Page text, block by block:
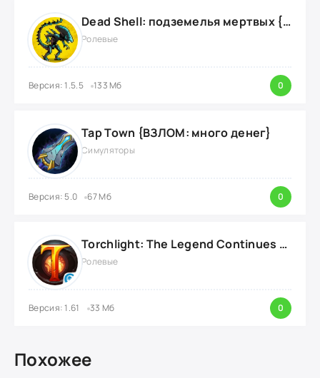
Dead Shell: подземелья мертвых {ВЗЛОМ: на деньги}
Ролевые
Версия: 1.5.5 133 Мб 0
Tap Town {ВЗЛОМ: много денег}
Симуляторы
Версия: 5.0 67 Мб 0
Torchlight: The Legend Continues {ВЗЛОМ: Режим Бога}
Ролевые
Версия: 1.61 33 Мб 0
Похожее